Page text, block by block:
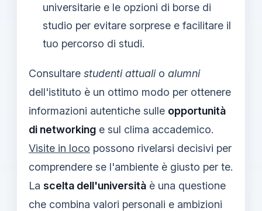
universitarie e le opzioni di borse di
studio per evitare sorprese e facilitare il
tuo percorso di studi.
Consultare studenti attualio alumni
dell'istituto è un ottimo modo per ottenere
informazioni autentiche sulle opportunità
di networking e sul clima accademico.
Visite in loco possono rivelarsi decisivi per
comprendere se l'ambiente è giusto per te.
La scelta dell'università è una questione
che combina valori personali e ambizioni